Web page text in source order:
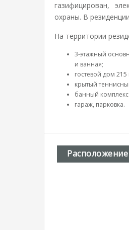
газифицирован,
охраны. В
На территории
3-этажный
и ванная;
гостевой дом
крытый
банный
гараж, парковка.